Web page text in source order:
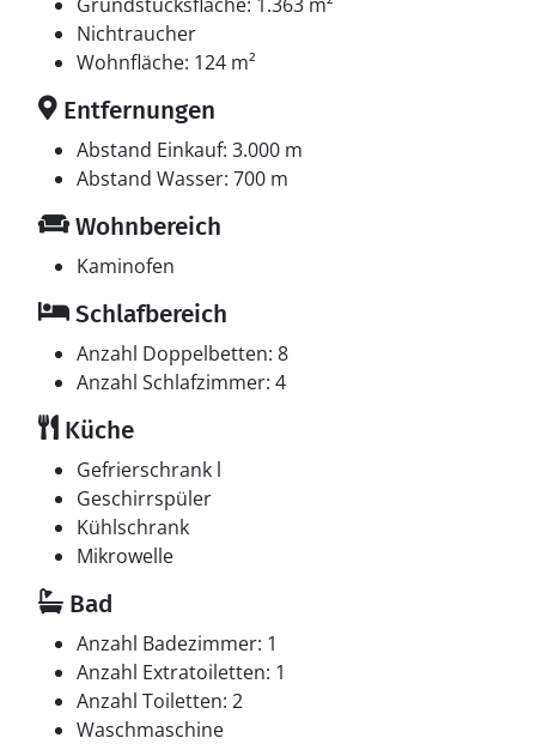
Mindestens 4 dänische Fernsehsender. Mindestens 4
schwedische Fernsehsender. Mindestens 4
norwegische Fernsehsender. Mindestens 4 deutsche
Fernsehsender. 1-3 englische Fernsehsender. Es steht
kabellose Internetverbindung zur Verfügung.
Entspannen Sie sich im Innen-Durchlauf-Whirlpool für
2 Personen.
Nichtraucher
Wohnfläche: 124 m²
Entfernungen
Abstand Einkauf: 3.000 m
Abstand Wasser: 700 m
Wohnbereich
Kaminofen
Schlafbereich
Anzahl Doppelbetten: 8
Anzahl Schlafzimmer: 4
Küche
Gefrierschrank l
Geschirrspüler
Kühlschrank
Mikrowelle
Bad
Anzahl Badezimmer: 1
Anzahl Extratoiletten: 1
Anzahl Toiletten: 2
Waschmaschine